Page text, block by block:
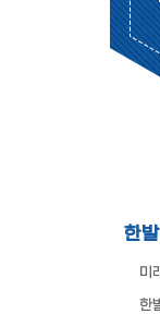
한
미
한